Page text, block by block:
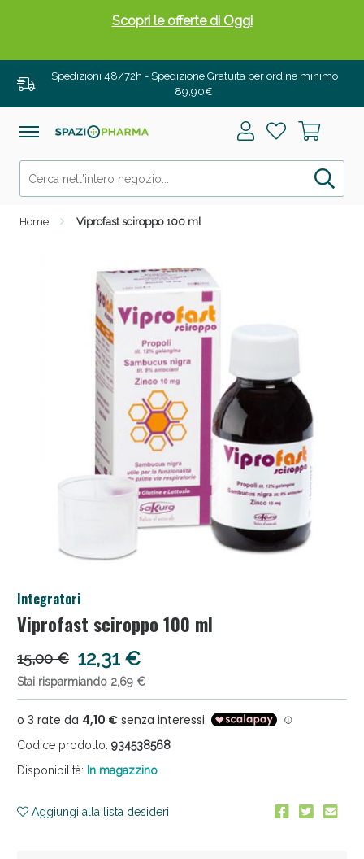
Spedizioni 48/72h - Spedizione Gratuita per ordine minimo
89,90€
Home Viprofast sciroppo 100 ml
Integratori
Viprofast sciroppo 100 ml
15,00 € 12,31 €
Stai risparmiando 2,69 €
Codice prodotto: 934538568
Disponibilità: In magazzino
Aggiungi alla lista desideri
Scopri le offerte di Oggi
Drenanti e Pancia Piatta: Sconti fino al 55% validi
solo per OGGI!
Salini e Multivitaminici: oggi Sconto extra fino al